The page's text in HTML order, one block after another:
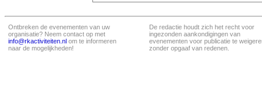
Ontbreken de evenementen van uw
organisatie? Neem contact op met
info@rkactiviteiten.nl om te informeren
naar de mogelijkheden!
De redactie houdt zich het recht voor
ingezonden aankondigingen van
evenementen voor publicatie te
zonder opgaaf van redenen.